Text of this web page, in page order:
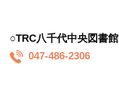
○TRC八千代中央図書館
047-486-2306